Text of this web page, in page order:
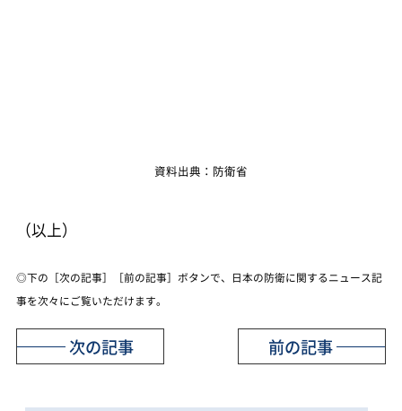
資料出典：防衛省
（以上）
◎下の［次の記事］［前の記事］ボタンで、日本の防衛に関するニュース記
事を次々にご覧いただけます。
前の記事
次の記事